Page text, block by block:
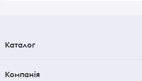
Каталог
Компанія